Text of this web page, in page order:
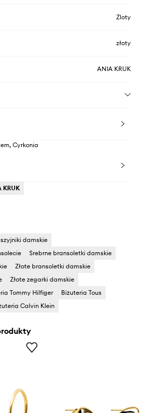
Zloty
złoty
ANIA KRUK
Cyrkonia
KRUK
damskie
Srebrne bransoletki damskie
Złote bransoletki damskie
Złote zegarki damskie
Tommy Hilfiger
Biżuteria Tous
Calvin Klein